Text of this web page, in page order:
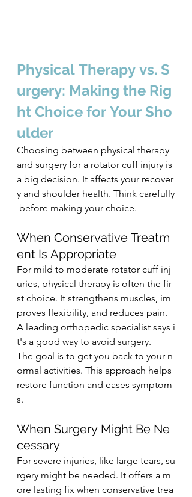
Physical Therapy vs. S
urgery: Making the Rig
ht Choice for Your Sho
ulder
Choosing between physical therapy
and surgery for a rotator cuff injury is
a big decision. It affects your recover
y and shoulder health. Think carefully
before making your choice.
When Conservative Treatm
ent Is Appropriate
For mild to moderate rotator cuff inj
uries, physical therapy is often the fir
st choice. It strengthens muscles, im
proves flexibility, and reduces pain.
A leading orthopedic specialist says i
t's a good way to avoid surgery.
The goal is to get you back to your n
ormal activities. This approach helps
restore function and eases symptom
s.
When Surgery Might Be Ne
cessary
For severe injuries, like large tears, su
rgery might be needed. It offers a m
ore lasting fix when conservative trea